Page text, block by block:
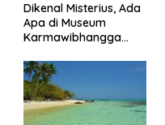
Dikenal Misterius, Ada
Apa di Museum
Karmawibhangga